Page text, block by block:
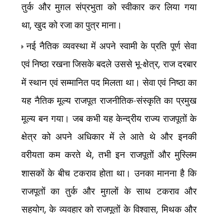
तुर्क और मुग़ल संप्रभुता को स्वीकार कर लिया गया
था,खुद को रजा का पुत्र माना।
नई नैतिक व्यवस्था में अपने स्वामी के प्रति पूर्ण सेवा
एवं निष्ठा रखना जिसके बदले उससे भू-क्षेत्र,राज दरबार
में स्थान एवं सम्मानित पद मिलता था। सेवा एवं निष्ठा का
यह नैतिक मूल्य राजपूत राजनीतिक-संस्कृति का प्रमुख
मूल्य बन गया। जब कभी यह केन्द्रीय राज्य राजपूतों के
क्षेत्र को अपने अधिकार में ले आते थे औरइनकी
वरीयता कम करते थे,तभी इन राजपूतों और मुस्लिम
शासकों के बीच टकराव होता था। उनका मानना है कि
राजपूतों का तुर्क और मुग़लों के साथ टकराव और
सहयोग,के व्यवहार को राजपूतों के विश्वास,मिथक और